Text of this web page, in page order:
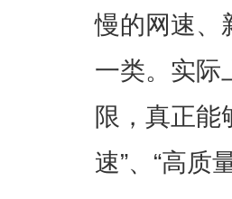
慢的网速、
一类。实际
限，真正能
速”、“高质